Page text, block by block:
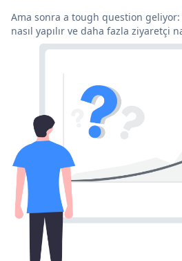
Ama sonra a tough question
nasıl yapılır ve daha fazla ziyaretçi